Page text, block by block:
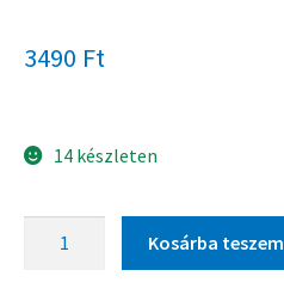
3490 Ft
14 készleten
Kosárba teszem